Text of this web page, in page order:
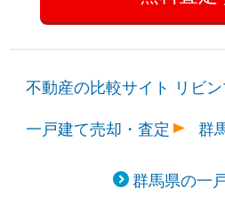
不動産の比較サイト リビ
一戸建て売却・査定
群
群馬県の一